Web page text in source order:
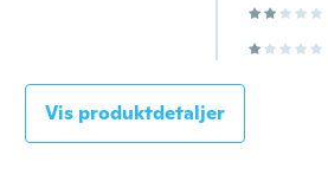
Vis produktdetaljer